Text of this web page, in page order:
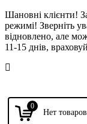
Шановні
режимі! Зверніть
відновлено, але
11-15 днів,
0